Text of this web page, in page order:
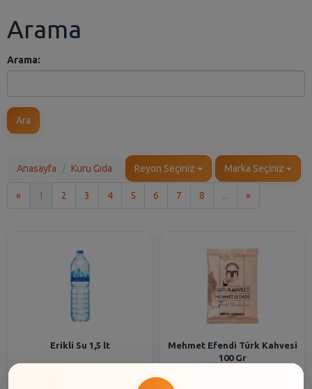
Arama
Arama:
Ara
Anasayfa Kuru Gıda Reyon Seçiniz Marka Seçiniz
« 1 2 3 4 5 6 7 8 ... »Son
Erikli Su 1,5 lt
Mehmet Efendi Türk Kahvesi
100 Gr